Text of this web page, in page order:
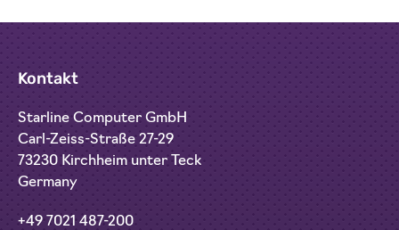
Kontakt
Starline Computer GmbH
Carl-Zeiss-Straße 27-29
73230 Kirchheim unter Teck
Germany
+49 7021 487-200